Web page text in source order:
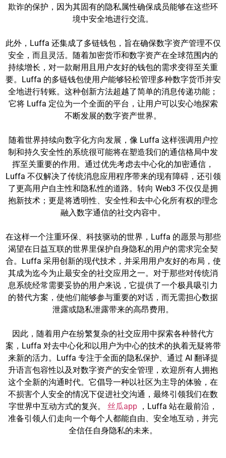
欺诈的保护，因为其固有的隐私属性确保成员能够在这些环
境中安全地进行交流。
此外，Luffa 还集成了多链钱包，旨在确保数字资产管理不仅
安全，而且灵活。随着加密货币和数字资产在全球范围内的
持续增长，对一款耐用且用户友好的钱包的需求变得至关重
要。Luffa 的多链钱包使用户能够轻松管理多种数字货币并安
全地进行转账。这种创新方法超越了简单的消息传递功能；
它将 Luffa 定位为一个全面的平台，让用户可以安心地探索
不断发展的数字资产世界。
随着世界持续向数字化方向发展，像 Luffa 这样强调用户控
制和持久安全性的系统很可能将在塑造我们的通信格局中发
挥至关重要的作用。通过优先考虑去中心化的加密通信，
Luffa 不仅解决了传统消息应用程序带来的现有障碍，还引领
了更高用户自主性和隐私性的道路。转向 Web3 不仅仅是拥
抱新技术；更是将透明性、安全性和去中心化所有权的理念
融入数字通信的社交内容中。
在这样一个注重环保、科技驱动的世界，Luffa 的愿景与那些
渴望在日益互联的世界里保护自身隐私的用户的需求完全契
合。Luffa 采用创新的现代技术，并采用用户友好的布局，使
其成为迄今为止最安全的社交应用之一。对于那些对传统消
息系统经常需要妥协的用户来说，它提供了一个极具吸引力
的替代方案，使他们能够参与重要的对话，而无需担心数据
泄露或隐私泄露带来的高昂费用。
因此，随着用户在纷繁复杂的社交应用中探索各种替代方
案，Luffa 对去中心化和以用户为中心的技术的执着无疑将带
来新的活力。Luffa 专注于全面的隐私保护、通过 AI 翻译提
升语言包容性以及对数字资产的安全管理，欢迎所有人拥抱
这个全新的沟通时代。它倡导一种以社区为主导的体验，在
不损害个人安全的情况下促进社交沟通，最终引领我们在数
字世界中互动方式的复兴。 丝瓜app ，Luffa 站在最前沿，
准备引领人们走向一个每个人都能自由、安全地互动，并完
全信任自身隐私的未来。